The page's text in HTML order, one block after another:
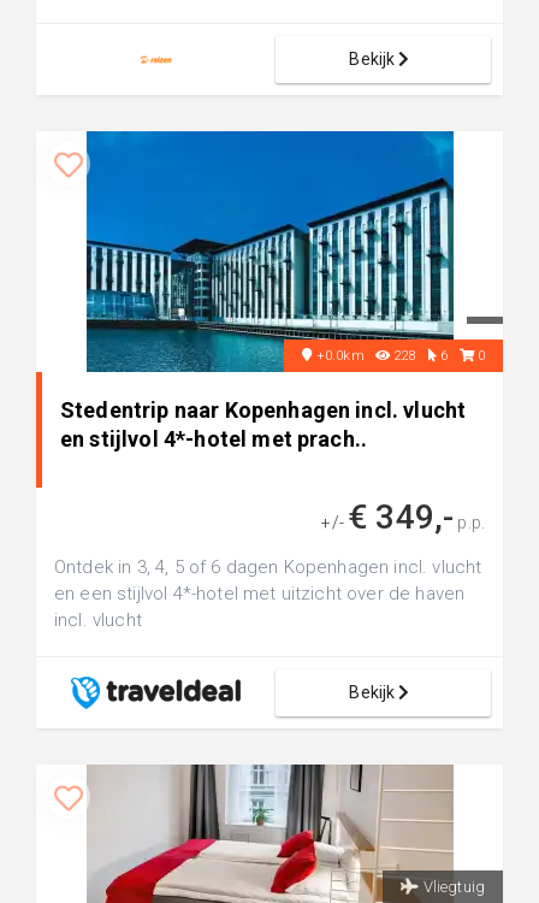
Bekijk
+0.0km 228 6 0
Stedentrip naar Kopenhagen incl. vlucht
en stijlvol 4*-hotel met prach..
+/- € 349,- p.p.
Ontdek in 3, 4, 5 of 6 dagen Kopenhagen incl. vlucht
en een stijlvol 4*-hotel met uitzicht over de haven
incl. vlucht
Bekijk
Vliegtuig